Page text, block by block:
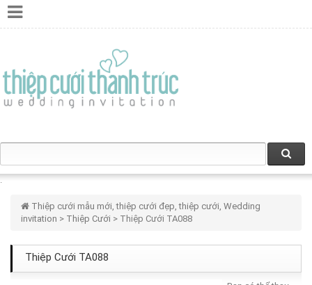
Thiệp cưới mẫu mới, thiệp cưới đẹp, thiệp cưới, Wedding
invitation > Thiệp Cưới > Thiệp Cưới TA088
Thiệp Cưới TA088